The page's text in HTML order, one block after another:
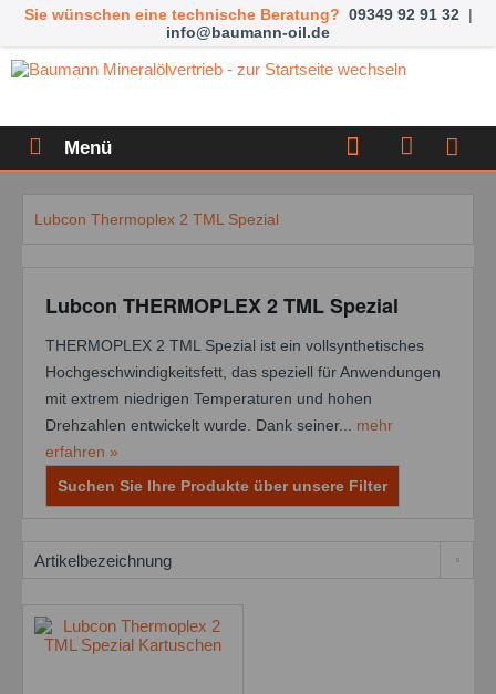
Sie wünschen eine technische Beratung? 09349 92 91 32 |
info@baumann-oil.de
Menü
Lubcon Thermoplex 2 TML Spezial
Lubcon THERMOPLEX 2 TML Spezial
THERMOPLEX 2 TML Spezial ist ein vollsynthetisches
Hochgeschwindigkeitsfett, das speziell für Anwendungen
mit extrem niedrigen Temperaturen und hohen
Drehzahlen entwickelt wurde. Dank seiner... mehr
erfahren »
Suchen Sie Ihre Produkte über unsere Filter